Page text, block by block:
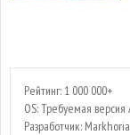
Рейтинг: 1 000 000+
OS: Требуемая
Разработчик: